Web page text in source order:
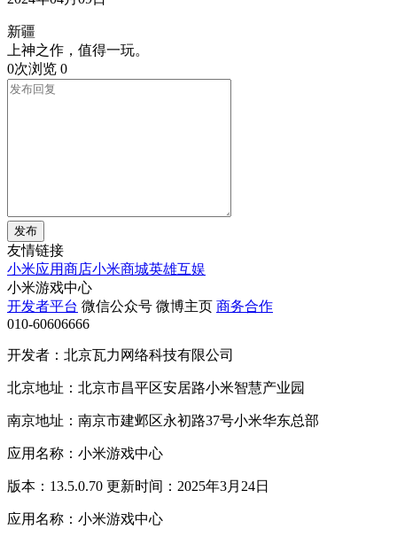
新疆
上神之作，值得一玩。
0次浏览 0
发布
友情链接
小米应用商店小米商城英雄互娱
小米游戏中心
开发者平台 微信公众号 微博主页 商务合作
010-60606666
开发者：北京瓦力网络科技有限公司
北京地址：北京市昌平区安居路小米智慧产业园
南京地址：南京市建邺区永初路37号小米华东总部
应用名称：小米游戏中心
版本：13.5.0.70 更新时间：2025年3月24日
应用名称：小米游戏中心